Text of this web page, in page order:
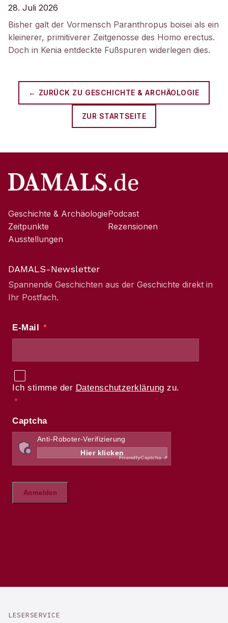
28. Juli 2026
Bisher galt der Vormensch Paranthropus boisei als ein
kleinerer, primitiverer Zeitgenosse des Homo erectus.
Doch in Kenia entdeckte Fußspuren widerlegen dies.
← ZURÜCK ZU GESCHICHTE & ARCHÄOLOGIE
ZUR STARTSEITE
Geschichte & Archäologie
Zeitpunkte
Ausstellungen
Podcast
Rezensionen
DAMALS-Newsletter
Spannende Geschichten aus der Geschichte direkt in
Ihr Postfach.
LESERSERVICE